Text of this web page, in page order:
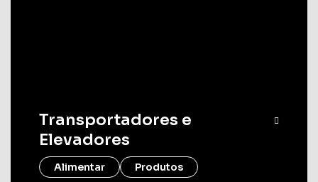
Transportadores e
Elevadores
Alimentar Produtos